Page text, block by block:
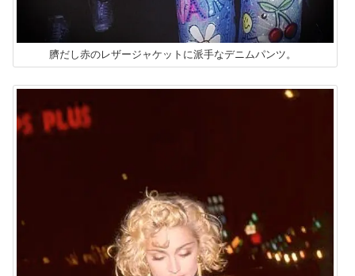
臍だし赤のレザージャケットに派手なデニムパンツ。